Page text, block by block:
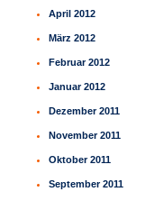
April 2012
März 2012
Februar 2012
Januar 2012
Dezember 2011
November 2011
Oktober 2011
September 2011